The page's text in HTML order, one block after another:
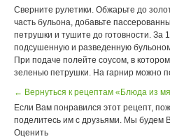
Сверните рулетики. Обжарьте до
часть бульона, добавьте
петрушки и тушите до готовности. За
подсушенную и разведенную
При подаче полейте соусом, в
зеленью петрушки. На гарнир можно
← Вернуться к рецептам «Блюда из
Если Вам понравился этот рецепт,
поделитесь им с друзьями. Мы будем
Оценить